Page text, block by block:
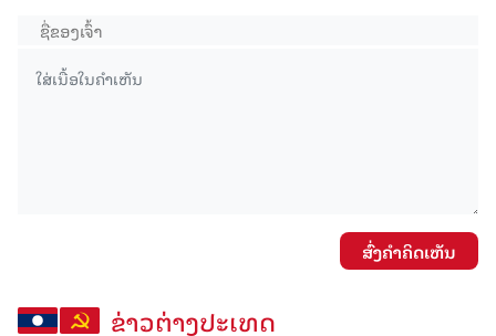
ສົ່ງຄໍາຄິດເຫັນ
ຂ່າວຕ່າງປະເທດ